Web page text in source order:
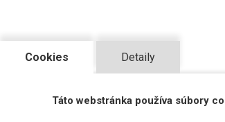
Odporúčané
Cookies Detaily
Táto webstránka používa súbory